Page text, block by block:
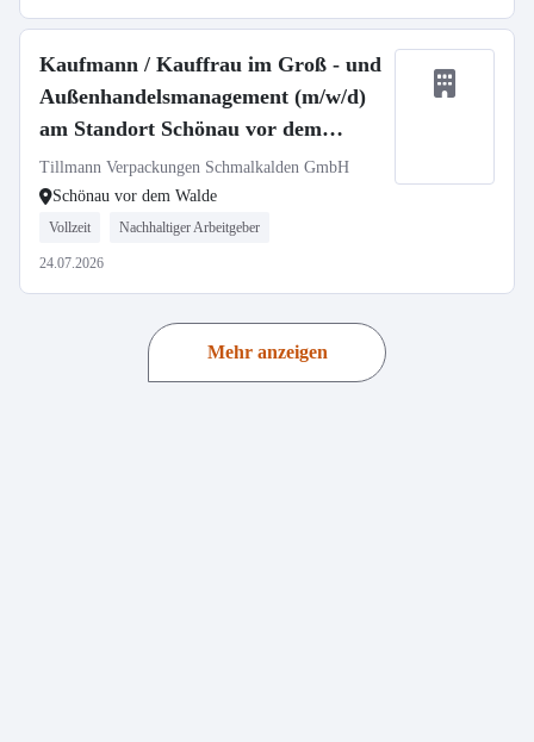
Kaufmann / Kauffrau im Groß - und
Außenhandelsmanagement (m/w/d)
am Standort Schönau vor dem
Walde
Tillmann Verpackungen Schmalkalden GmbH
Schönau vor dem Walde
Vollzeit Nachhaltiger Arbeitgeber
24.07.2026
Mehr anzeigen